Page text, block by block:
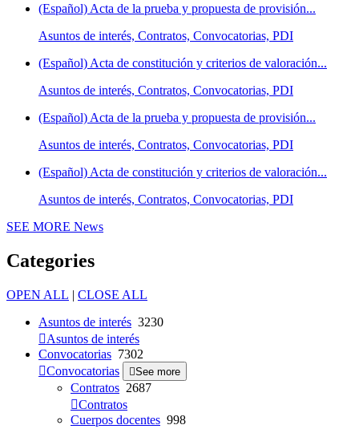
(Español) Acta de la prueba y propuesta de provisión...
Asuntos de interés, Contratos, Convocatorias, PDI
(Español) Acta de constitución y criterios de valoración...
Asuntos de interés, Contratos, Convocatorias, PDI
(Español) Acta de la prueba y propuesta de provisión...
Asuntos de interés, Contratos, Convocatorias, PDI
(Español) Acta de constitución y criterios de valoración...
Asuntos de interés, Contratos, Convocatorias, PDI
SEE MORE News
Categories
OPEN ALL | CLOSE ALL
Asuntos de interés 3230
Asuntos de interés
Convocatorias 7302
Convocatorias
See more
Contratos 2687
Contratos
Cuerpos docentes 998